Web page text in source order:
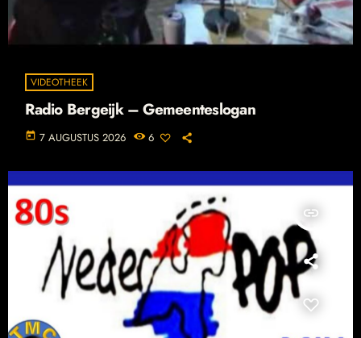
VIDEOTHEEK
Radio Bergeijk – Gemeenteslogan
today 7 AUGUSTUS 2026 6
insert_link